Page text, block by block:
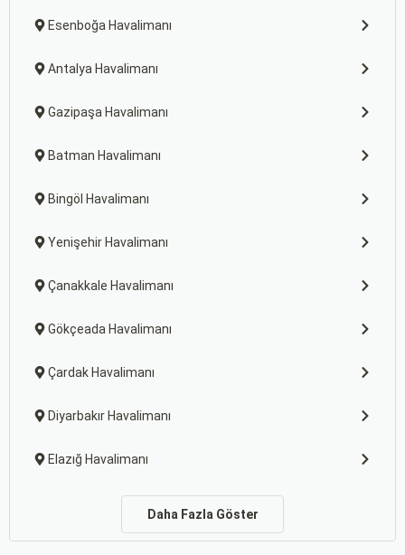
Esenboğa Havalimanı
Antalya Havalimanı
Gazipaşa Havalimanı
Batman Havalimanı
Bingöl Havalimanı
Yenişehir Havalimanı
Çanakkale Havalimanı
Gökçeada Havalimanı
Çardak Havalimanı
Diyarbakır Havalimanı
Elazığ Havalimanı
Daha Fazla Göster